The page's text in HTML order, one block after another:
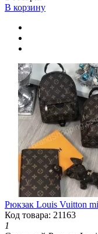
В корзину
Рюкзак Louis Vuitton
Код товара: 21163
1